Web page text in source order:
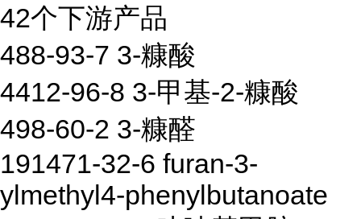
42个下游产品
488-93-7 3-糠酸
4412-96-8 3-甲基-2-糠酸
498-60-2 3-糠醛
191471-32-6 furan-3-
ylmethyl4-phenylbutanoate